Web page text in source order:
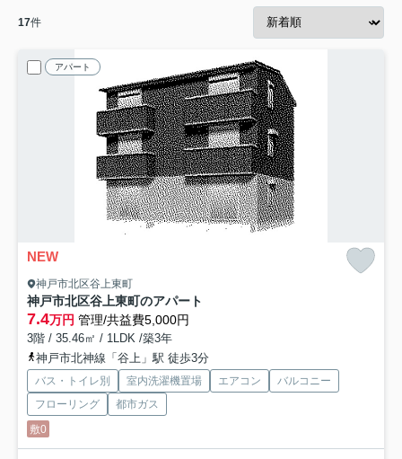
17件
アパート
NEW
神戸市北区谷上東町
神戸市北区谷上東町のアパート
7.4万円 管理/共益費5,000円
3階 / 35.46㎡ / 1LDK /築3年
神戸市北神線「谷上」駅 徒歩3分
バス・トイレ別 室内洗濯機置場 エアコン
バルコニー
フローリング
都市ガス
敷0